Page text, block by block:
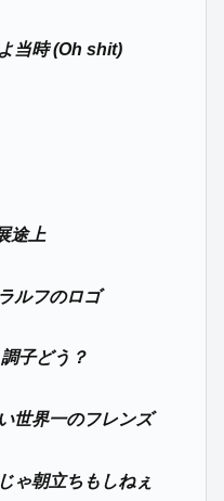
当時 (Oh shit)
途上
ルフのロゴ
子どう？
世界一のフレンズ
ゃ朝立ちもしねぇ